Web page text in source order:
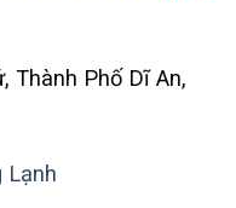
Thành Phố Dĩ An,
Lạnh